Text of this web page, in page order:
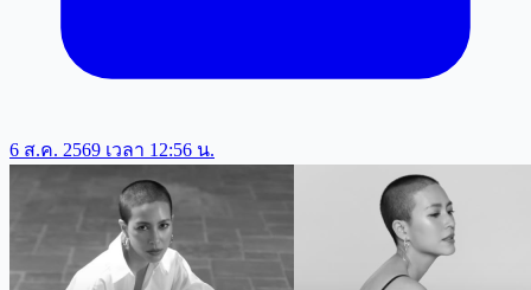
6 ส.ค. 2569 เวลา 12:56 น.